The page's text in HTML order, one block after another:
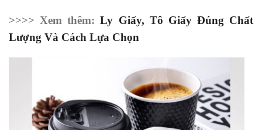
>>>> Xem thêm:Ly Giấy, Tô Giấy Đúng Chất
Lượng Và Cách Lựa Chọn